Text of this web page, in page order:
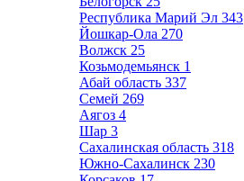
Республика Марий Эл 343
Йошкар-Ола 270
Волжск 25
Козьмодемьянск 1
Абай область 337
Семей 269
Аягоз 4
Шар 3
Сахалинская область 318
Южно-Сахалинск 230